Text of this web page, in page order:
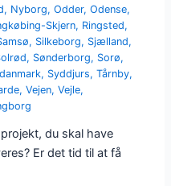
, Nyborg,Odder,Odense,
Skjern, Ringsted,
, Silkeborg, Sjælland,
, Sønderborg, Sorø,
, Syddjurs,Tårnby,
,Vejen,Vejle,
du skal have
Er det tid til at få